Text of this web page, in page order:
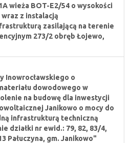
wieża BOT-E2/54 o wysokości
wraz z instalacją
zasilającą na terenie
273/2 obręb Łojewo,
Inowrocławskiego o
dowodowego w
na budowę dla inwestycji
Janikowo o mocy do
infrastrukturą techniczną
działki nr ewid.: 79, 82, 83/4,
Pałuczyna, gm. Janikowo"